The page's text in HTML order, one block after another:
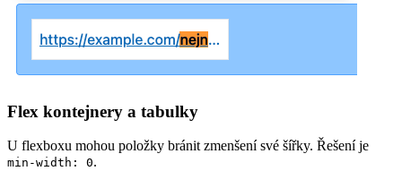
Flex kontejnery a tabulky
U flexboxu mohou položky bránit zmenšení své šířky. Řešení je
min-width: 0.